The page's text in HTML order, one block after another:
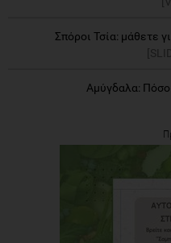
Σπόροι Τσία: μάθετε
Αμύγδαλα: